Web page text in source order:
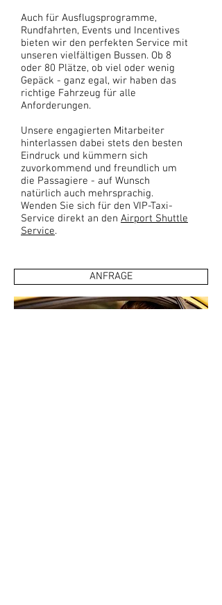
Auch für Ausflugsprogramme,
Rundfahrten, Events und Incentives
bieten wir den perfekten Service mit
unseren vielfältigen Bussen. Ob 8
oder 80 Plätze, ob viel oder wenig
Gepäck - ganz egal, wir haben das
richtige Fahrzeug für alle
Anforderungen.
Unsere engagierten Mitarbeiter
hinterlassen dabei stets den besten
Eindruck und kümmern sich
zuvorkommend und freundlich um
die Passagiere - auf Wunsch
natürlich auch mehrsprachig.
Wenden Sie sich für den VIP-Taxi-
Service direkt an den Airport Shuttle
Service.
ANFRAGE